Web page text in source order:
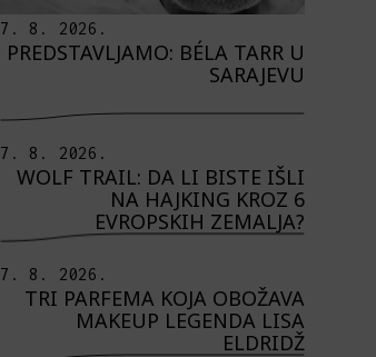
7. 8. 2026.
PREDSTAVLJAMO: BÉLA TARR U
SARAJEVU
7. 8. 2026.
WOLF TRAIL: DA LI BISTE IŠLI
NA HAJKING KROZ 6
EVROPSKIH ZEMALJA?
7. 8. 2026.
TRI PARFEMA KOJA OBOŽAVA
MAKEUP LEGENDA LISA
ELDRIDŽ